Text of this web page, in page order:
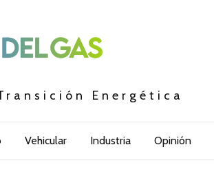
Energética
Vehicular Industria Opinión